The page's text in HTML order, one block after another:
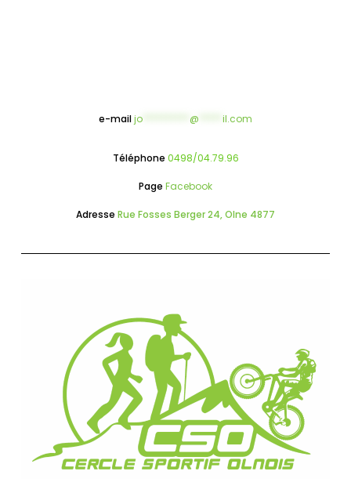
e-mailjo @ il.com
Téléphone 0498/04.79.96
Page Facebook
Adresse Rue Fosses Berger 24, Olne 4877